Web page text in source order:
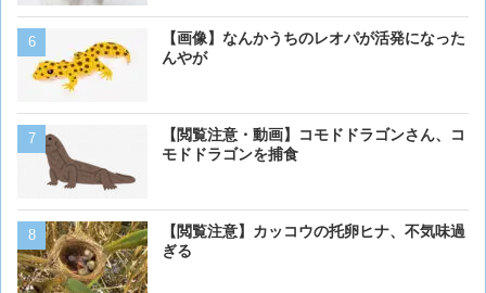
【画像】なんかうちのレオパが活発になった
んやが
【閲覧注意・動画】コモドドラゴンさん、コ
モドドラゴンを捕食
【閲覧注意】カッコウの托卵ヒナ、不気味過
ぎる
【画像】 アメリカのケー
ベーリング海のカニ漁「
死亡率は0.02％です」←意
【動画】男性、ロバにちょ